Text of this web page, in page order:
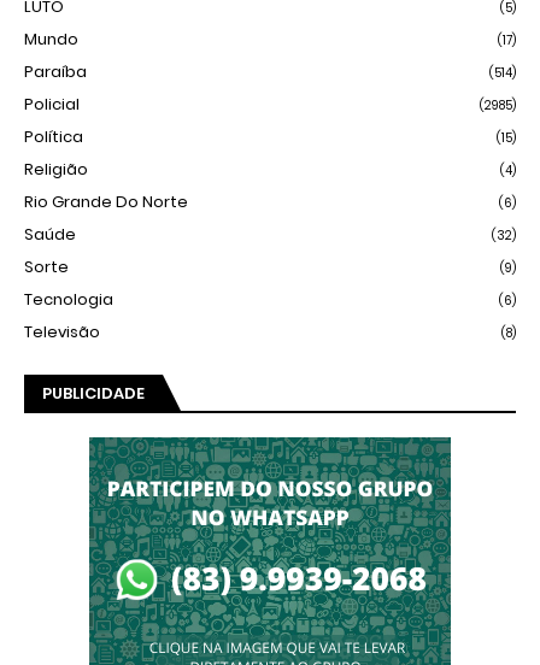
LUTO (5)
Mundo (17)
Paraíba (514)
Policial (2985)
Política (15)
Religião (4)
Rio Grande Do Norte (6)
Saúde (32)
Sorte (9)
Tecnologia (6)
Televisão (8)
PUBLICIDADE